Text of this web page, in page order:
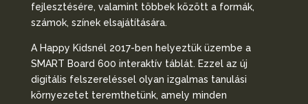
fejlesztésére, valamint többek között a formák,
számok, színek elsajátítására.
A Happy Kidsnél 2017-ben helyeztük üzembe a
SMART Board 600 interaktív táblát. Ezzel az új
digitális felszereléssel olyan izgalmas tanulási
környezetet teremthetünk, amely minden